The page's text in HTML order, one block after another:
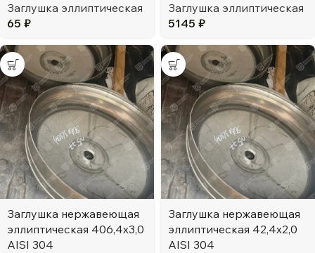
Заглушка эллиптическая
65 ₽
Заглушка эллиптическая
5145 ₽
Заглушка нержавеющая
эллиптическая 406,4х3,0
AISI 304
Заглушка нержавеющая
эллиптическая 42,4х2,0
AISI 304